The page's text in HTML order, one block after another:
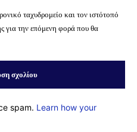
ταχυδρομείο και τον ιστότοπό
για την επόμενη φορά που θα
spam. Learn how your